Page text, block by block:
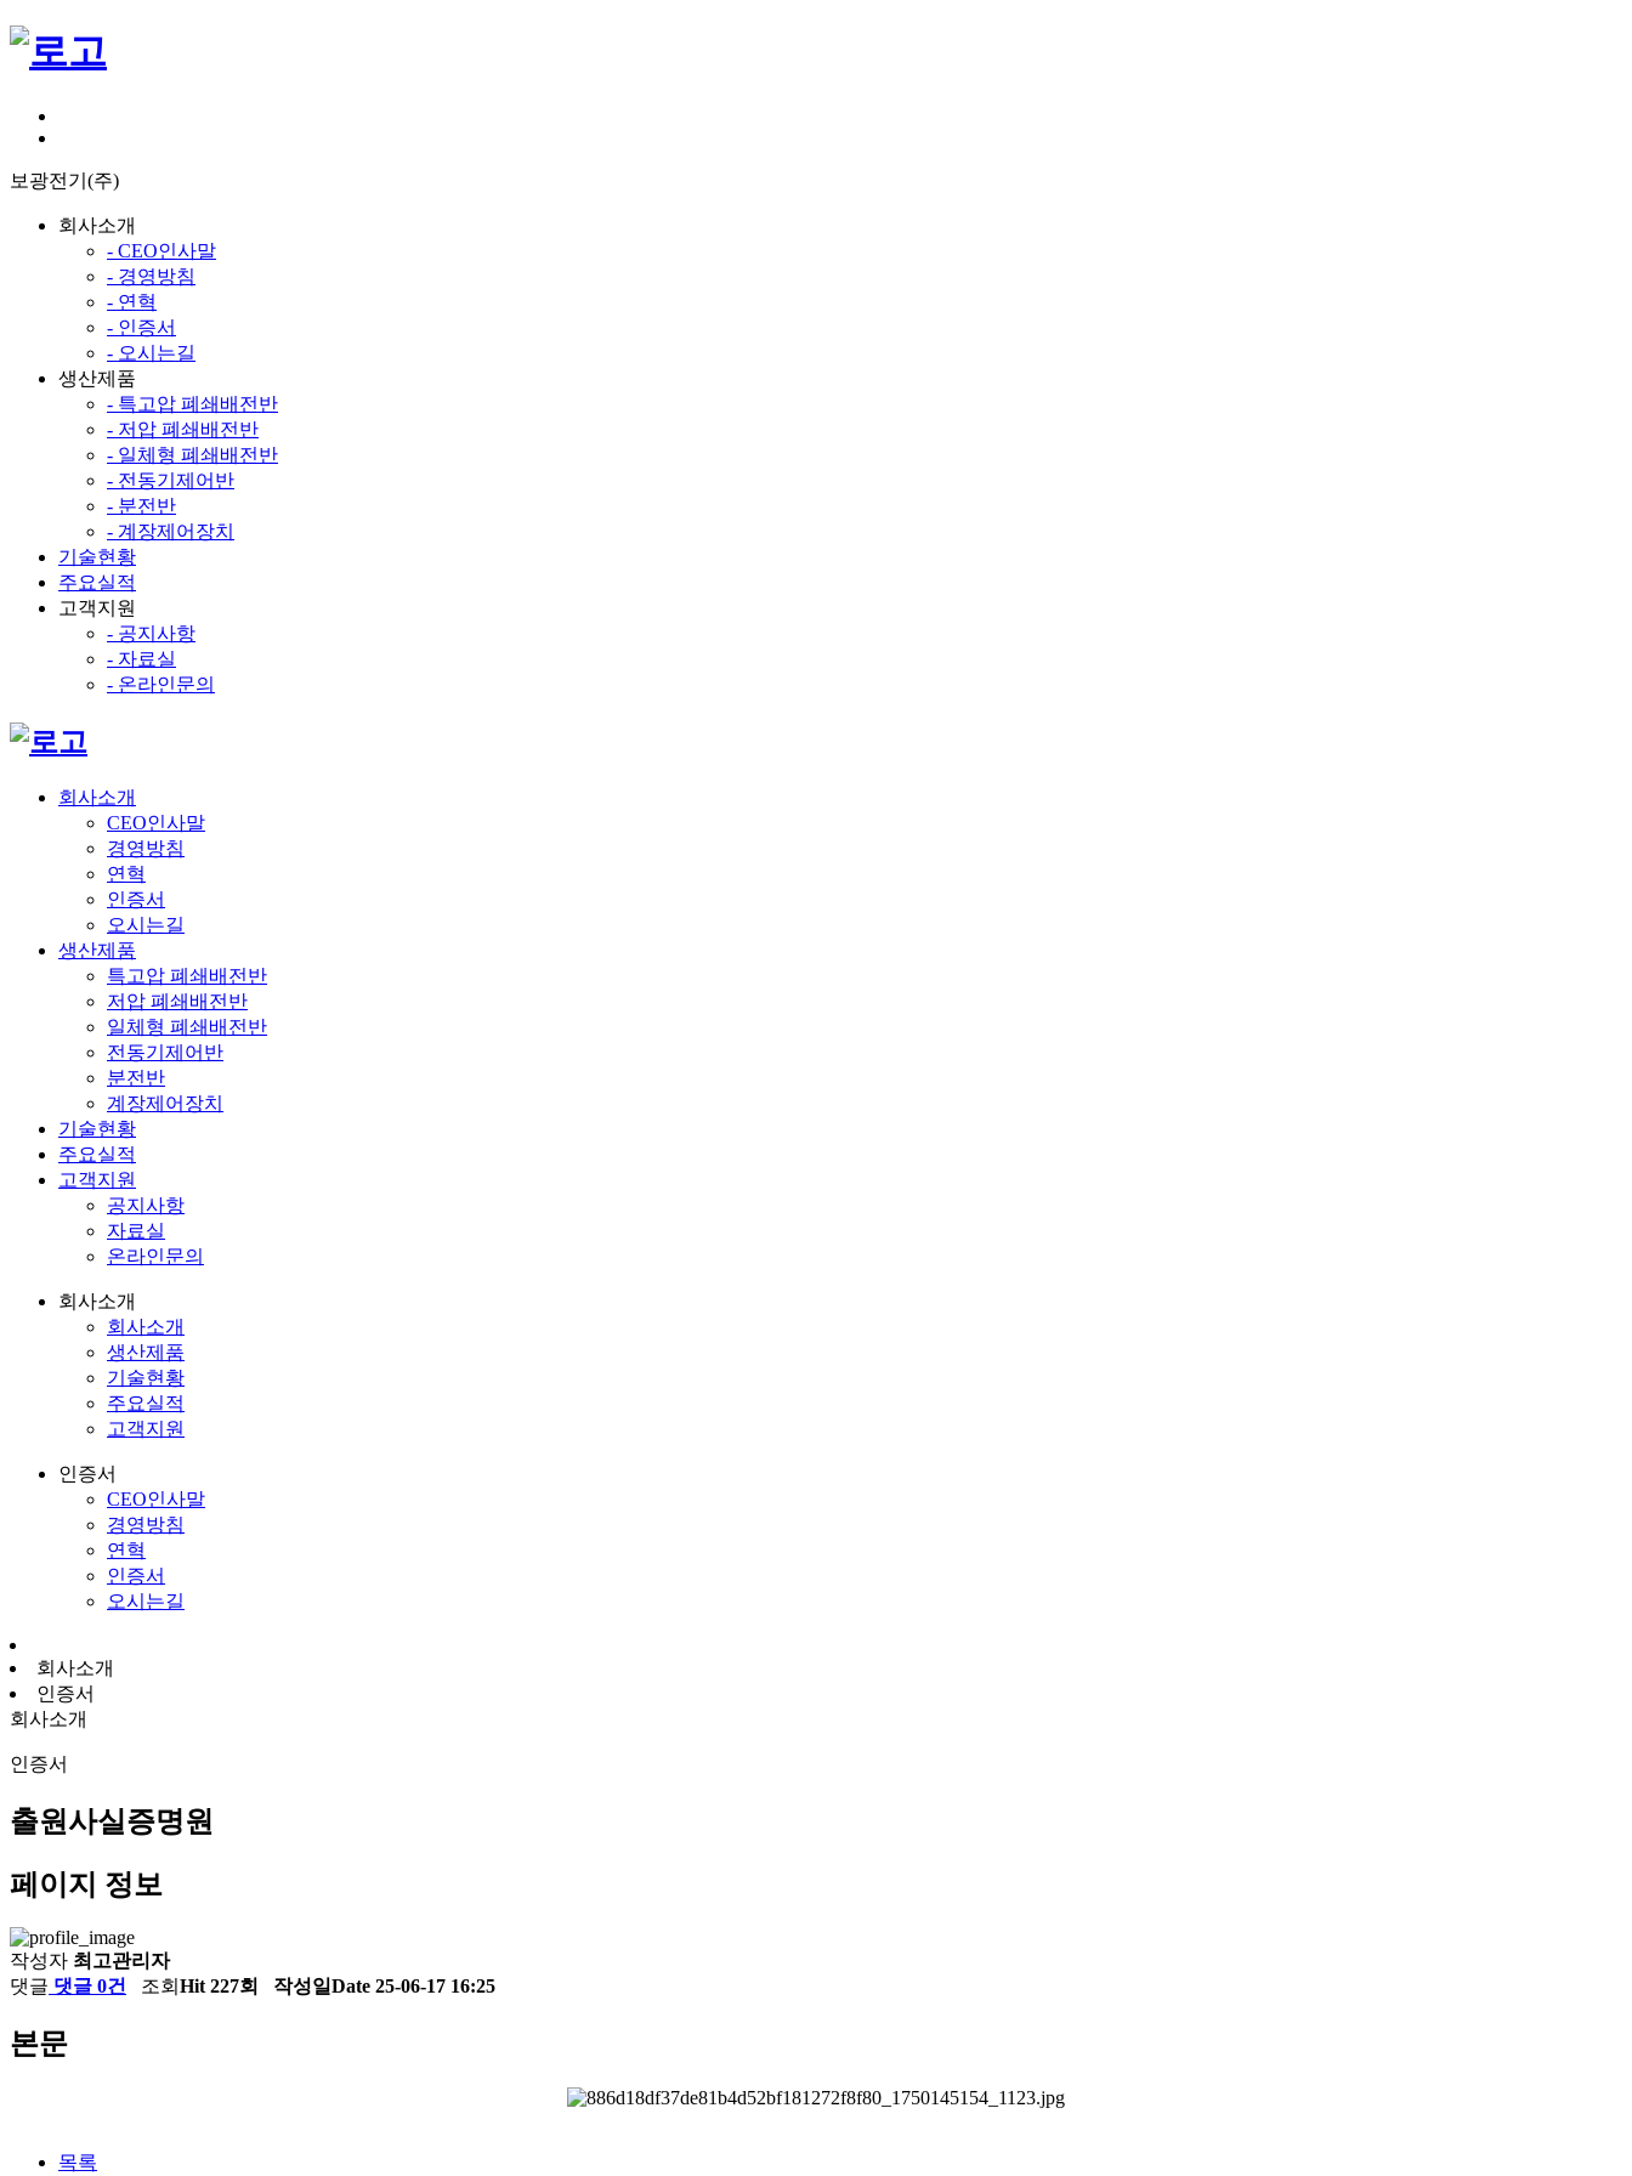
보광전기(주)
회사소개
- CEO인사말
- 경영방침
- 연혁
- 인증서
- 오시는길
생산제품
- 특고압 폐쇄배전반
- 저압 폐쇄배전반
- 일체형 폐쇄배전반
- 전동기제어반
- 분전반
- 계장제어장치
기술현황
주요실적
고객지원
- 공지사항
- 자료실
- 온라인문의
회사소개
CEO인사말
경영방침
연혁
인증서
오시는길
생산제품
특고압 폐쇄배전반
저압 폐쇄배전반
일체형 폐쇄배전반
전동기제어반
분전반
계장제어장치
기술현황
주요실적
고객지원
공지사항
자료실
온라인문의
회사소개
회사소개
생산제품
기술현황
주요실적
고객지원
인증서
CEO인사말
경영방침
연혁
인증서
오시는길
회사소개
인증서
회사소개
인증서
출원사실증명원
페이지 정보
작성자 최고관리자
댓글 댓글 0건 조회 Hit 227회 작성일Date 25-06-17 16:25
본문
목록